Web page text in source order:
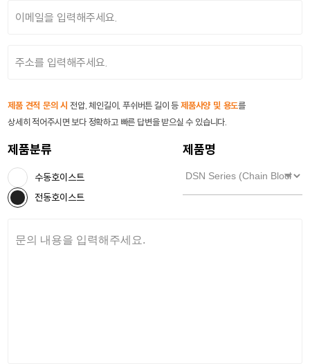
제품 견적 문의 시 전압, 체인길이, 푸쉬버튼 길이 등제품사양 및 용도를
상세히 적어주시면 보다 정확하고 빠른 답변을 받으실 수 있습니다.
제품분류
수동호이스트
전동호이스트
제품명